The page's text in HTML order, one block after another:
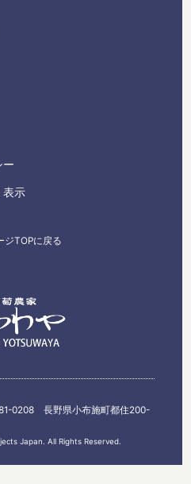
ー
表示
ジTOPに戻る
0208 長野県小布施町都住200-
Japan. All Rights Reserved.